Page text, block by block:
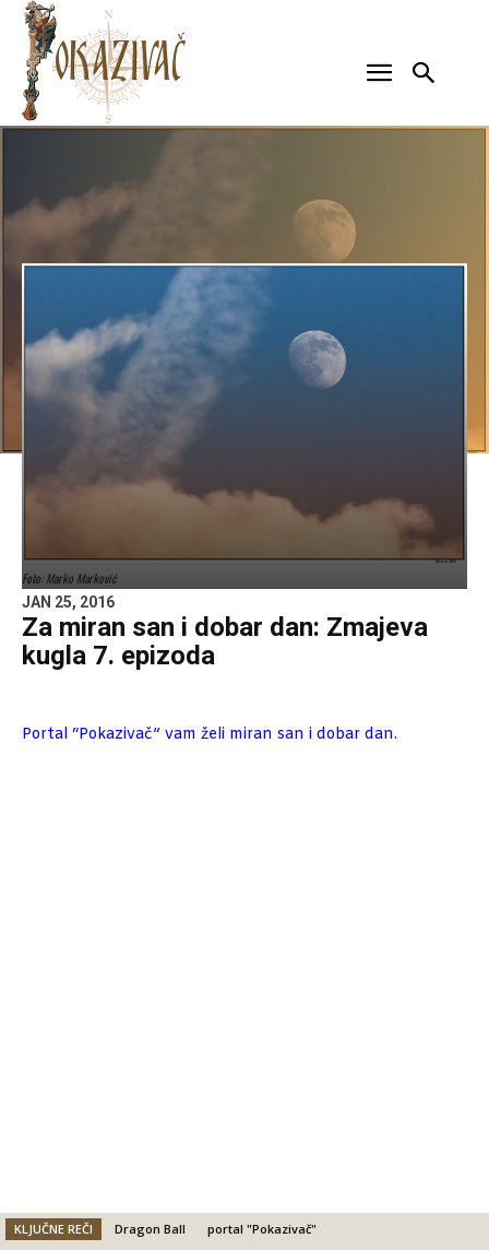
Foto: Marko Marković
JAN 25, 2016
Za miran san i dobar dan: Zmajeva
kugla 7. epizoda
Portal “Pokazivač” vam želi miran san i dobar dan.
KLJUČNE REČI Dragon Ball
portal "Pokazivač"